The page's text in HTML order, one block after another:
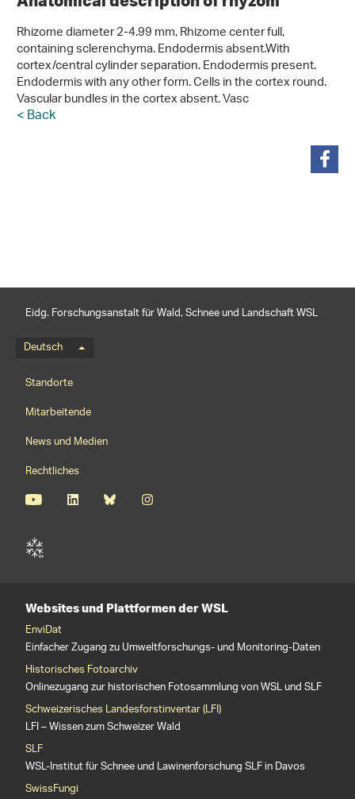
Rhizome diameter 2-4.99 mm, Rhizome center full,
containing sclerenchyma. Endodermis absent.With
cortex/central cylinder separation. Endodermis present.
Endodermis with any other form. Cells in the cortex round.
Vascular bundles in the cortex absent. Vasc
< Back
Eidg. Forschungsanstalt für Wald, Schnee und Landschaft WSL
Sprachmenü
Deutsch
Footernavigation
Standorte
Mitarbeitende
News und Medien
Rechtliches
Websites und Plattformen der WSL
EnviDat
Einfacher Zugang zu Umweltforschungs- und Monitoring-Daten
Historisches Fotoarchiv
Onlinezugang zur historischen Fotosammlung von WSL und SLF
Schweizerisches Landesforstinventar (LFI)
LFI – Wissen zum Schweizer Wald
SLF
WSL-Institut für Schnee und Lawinenforschung SLF in Davos
SwissFungi